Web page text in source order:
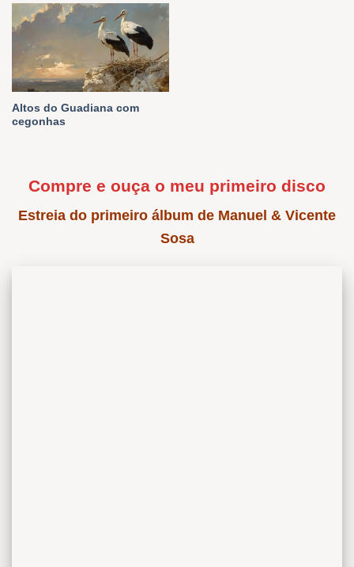
Altos do Guadiana com
cegonhas
Compre e ouça o meu primeiro disco
Estreia do primeiro álbum de Manuel & Vicente
Sosa